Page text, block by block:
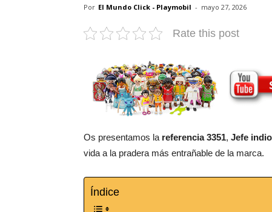
Por El Mundo Click - Playmobil - mayo 27, 2026
Rate this post
Os presentamos la referencia 3351, Jefe
vida a la pradera más entrañable de la marca.
Índice